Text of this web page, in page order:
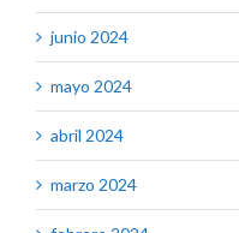
junio 2024
mayo 2024
abril 2024
marzo 2024